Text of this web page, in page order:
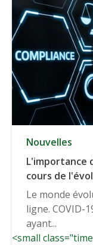
Nouvelles
L'importance
cours de
d'identité et
en 2021
Le monde
ligne. COVID-
ayant...
<small